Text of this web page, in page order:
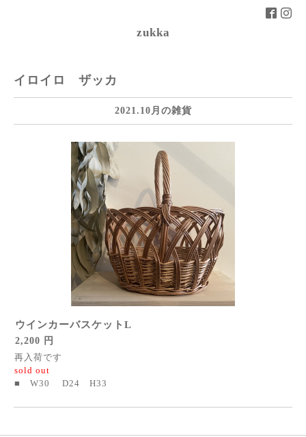
zukka
イロイロ ザッカ
2021.10月の雑貨
ウインカーバスケットL
2,200 円
再入荷です
sold out
■ W30 D24 H33